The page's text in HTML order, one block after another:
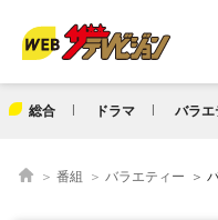
総合 ドラマ バラ
番組 バラエティー